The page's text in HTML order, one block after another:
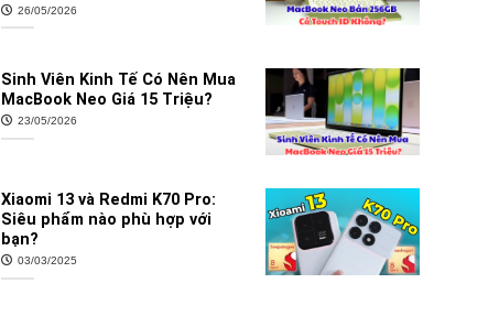
26/05/2026
Sinh Viên Kinh Tế Có Nên Mua
MacBook Neo Giá 15 Triệu?
23/05/2026
Xiaomi 13 và Redmi K70 Pro:
Siêu phẩm nào phù hợp với
bạn?
03/03/2025